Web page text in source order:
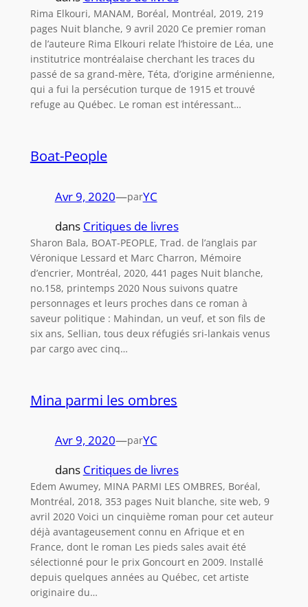
Rima Elkouri, MANAM, Boréal, Montréal, 2019, 219
pages Nuit blanche, 9 avril 2020 Ce premier roman
de l’auteure Rima Elkouri relate l’histoire de Léa, une
institutrice montréalaise cherchant les traces du
passé de sa grand-mère, Téta, d’origine arménienne,
qui a fui la persécution turque de 1915 et trouvé
refuge au Québec. Le roman est intéressant…
Boat-People
Avr 9, 2020—parYC
dans Critiques de livres
Sharon Bala, BOAT-PEOPLE, Trad. de l’anglais par
Véronique Lessard et Marc Charron, Mémoire
d’encrier, Montréal, 2020, 441 pages Nuit blanche,
no.158, printemps 2020 Nous suivons quatre
personnages et leurs proches dans ce roman à
saveur politique : Mahindan, un veuf, et son fils de
six ans, Sellian, tous deux réfugiés sri-lankais venus
par cargo avec cinq…
Mina parmi les ombres
Avr 9, 2020—parYC
dans Critiques de livres
Edem Awumey, MINA PARMI LES OMBRES, Boréal,
Montréal, 2018, 353 pages Nuit blanche, site web, 9
avril 2020 Voici un cinquième roman pour cet auteur
déjà avantageusement connu en Afrique et en
France, dont le roman Les pieds sales avait été
sélectionné pour le prix Goncourt en 2009. Installé
depuis quelques années au Québec, cet artiste
originaire du…